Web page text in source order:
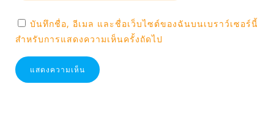
บันทึกชื่อ, อีเมล และชื่อเว็บไซต์ของฉันบนเบราว์เซอร์นี้
สำหรับการแสดงความเห็นครั้งถัดไป